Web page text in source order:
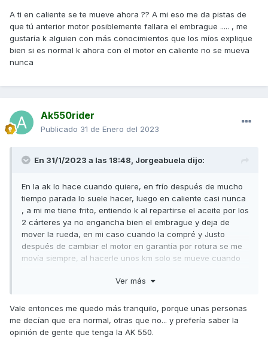
lo hacía antes de repararla.
Un cordial saludo!
A ti en caliente se te mueve ahora ?? A mi eso me da pistas de
que tú anterior motor posiblemente fallara el embrague ..... , me
gustaría k alguien con más conocimientos que los míos explique
bien si es normal k ahora con el motor en caliente no se mueva
nunca
Ak550rider
Publicado 31 de Enero del 2023
En 31/1/2023 a las 18:48, Jorgeabuela dijo:
En la ak lo hace cuando quiere, en frío después de mucho
tiempo parada lo suele hacer, luego en caliente casi nunca
, a mi me tiene frito, entiendo k al repartirse el aceite por los
2 cárteres ya no engancha bien el embrague y deja de
mover la rueda, en mi caso cuando la compré y Justo
después de cambiar el motor en garantía por rotura se me
movía siempre, al hacerle unos km solo se mueve cuando
romper ya no la movía nunca ( entiendo que por patinar el
Ver más
Vale entonces me quedo más tranquilo, porque unas personas
me decían que era normal, otras que no... y prefería saber la
opinión de gente que tenga la AK 550.